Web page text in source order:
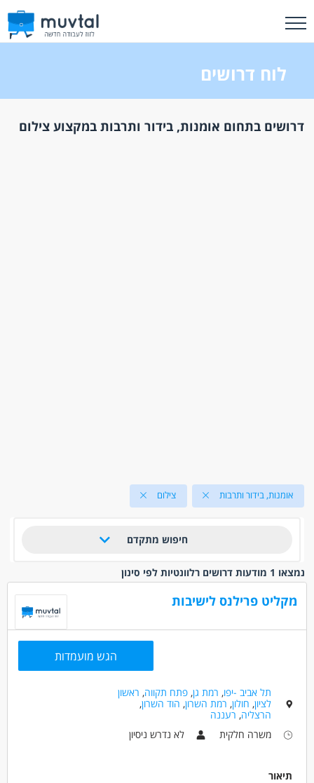
לוח דרושים
דרושים בתחום אומנות, בידור ותרבות במקצוע צילום
אומנות, בידור ותרבות צילום
חיפוש מתקדם
נמצאו 1 מודעות דרושים רלוונטיות לפי סינון
מקליט פרילנס לישיבות
הגש מועמדות
תל אביב -יפו, רמת גן,פתח תקווה, ראשון
לציון, חולון, רמת השרון, הוד השרון,
הרצליה, רעננה
משרה חלקית
לא נדרש ניסיון
תיאור